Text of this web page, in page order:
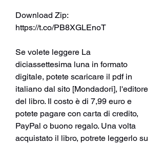
Download Zip:
https://t.co/PB8XGLEnoT
Se volete leggere La
diciassettesima luna in formato
digitale, potete scaricare il pdf in
italiano dal sito [Mondadori], l'editore
del libro. Il costo è di 7,99 euro e
potete pagare con carta di credito,
PayPal o buono regalo. Una volta
acquistato il libro, potrete leggerlo su